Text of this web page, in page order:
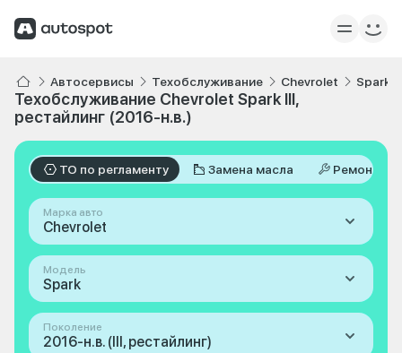
Автосервисы Техобслуживание Chevrolet Spark
Техобслуживание Chevrolet Spark III,
рестайлинг (2016-н.в.)
ТО по регламенту Замена масла Ремонт
Марка авто
Chevrolet
Модель
Spark
Поколение
2016-н.в. (III, рестайлинг)